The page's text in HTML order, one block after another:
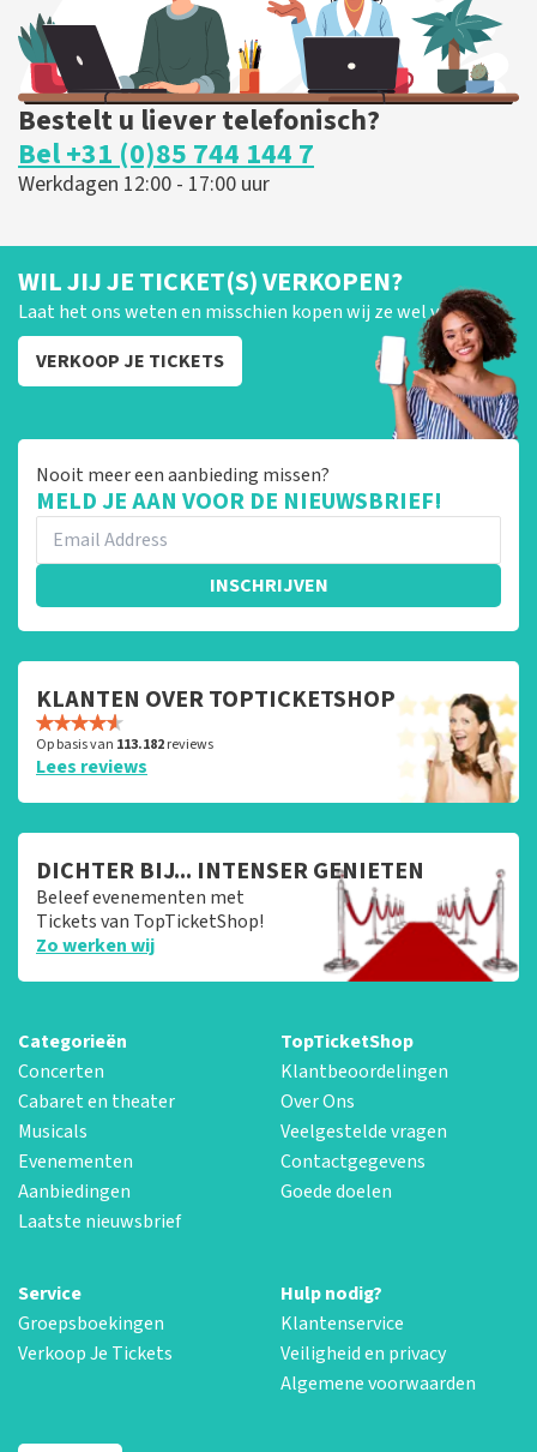
Bestelt u liever telefonisch?
Bel +31 (0)85 744 144 7
Werkdagen 12:00 - 17:00 uur
WIL JIJ JE TICKET(S) VERKOPEN?
Laat het ons weten en misschien kopen wij ze wel van je!
VERKOOP JE TICKETS
Nooit meer een aanbieding missen?
MELD JE AAN VOOR DE NIEUWSBRIEF!
INSCHRIJVEN
KLANTEN OVER TOPTICKETSHOP
Op basis van 113.182reviews
Lees reviews
DICHTER BIJ... INTENSER GENIETEN
Beleef evenementen met
Tickets van TopTicketShop!
Zo werken wij
Categorieën
Concerten
Cabaret en theater
Musicals
Evenementen
Aanbiedingen
Laatste nieuwsbrief
TopTicketShop
Klantbeoordelingen
Over Ons
Veelgestelde vragen
Contactgegevens
Goede doelen
Service
Groepsboekingen
Verkoop Je Tickets
Hulp nodig?
Klantenservice
Veiligheid en privacy
Algemene voorwaarden